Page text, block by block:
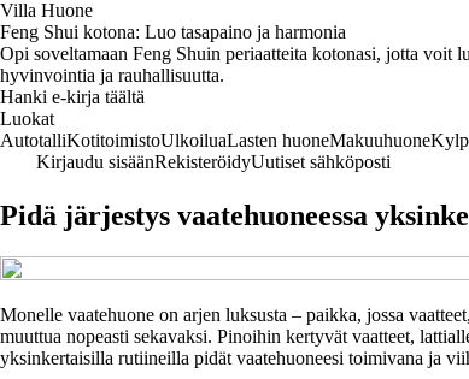
Villa Huone
Feng Shui kotona: Luo tasapaino ja harmonia
Opi soveltamaan Feng Shuin periaatteita kotonasi, jotta voit
hyvinvointia ja rauhallisuutta.
Hanki e-kirja täältä
Luokat
AutotalliKotitoimistoUlkoiluaLasten huoneMakuuhuone
Kirjaudu sisäänRekisteröidyUutiset sähköposti
Pidä järjestys vaatehuoneessa
Monelle vaatehuone on arjen luksusta – paikka, jossa
muuttua nopeasti sekavaksi. Pinoihin kertyvät vaatteet,
yksinkertaisilla rutiineilla pidät vaatehuoneesi toimivana ja